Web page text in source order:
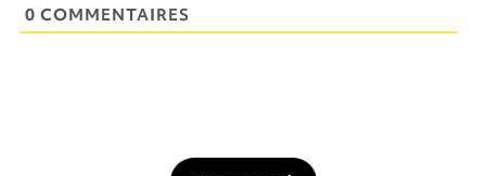
0 COMMENTAIRES